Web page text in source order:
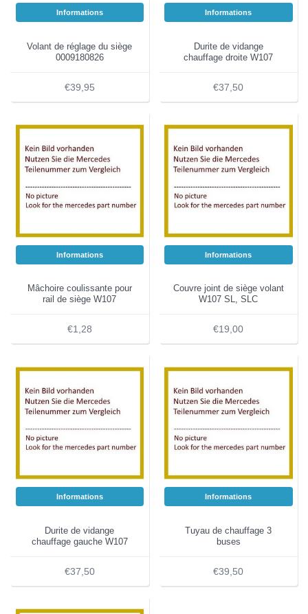
Informations
Volant de réglage du siège
0009180826
€39,95
Informations
Durite de vidange
chauffage droite W107
€37,50
Informations
Mâchoire coulissante pour
rail de siège W107
€1,28
Informations
Couvre joint de siège volant
W107 SL, SLC
€19,00
Informations
Durite de vidange
chauffage gauche W107
€37,50
Informations
Tuyau de chauffage 3
buses
€39,50